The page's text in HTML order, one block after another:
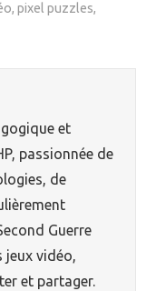
, pixel puzzles,
et
passionnée de
de
Guerre
jeux vidéo,
et partager.